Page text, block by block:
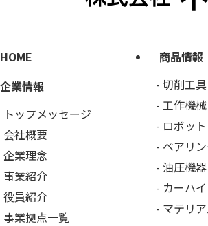
HOME
企業情報
トップメッセージ
会社概要
企業理念
事業紹介
役員紹介
事業拠点一覧
商品情報
切削工具
工作機械
ロボット
ベアリ
油圧機器
カーハ
マテリ